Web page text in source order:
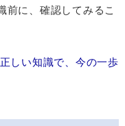
前に、確認してみるこ
しい知識で、今の一歩